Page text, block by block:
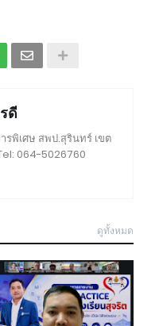
ดี
พิเศษ สพป.สุรินทร์ เขต
064-5026760
ดูทั้งหมด